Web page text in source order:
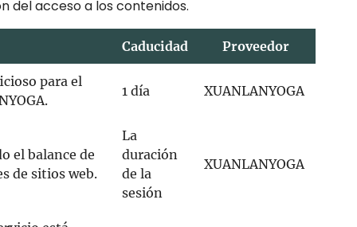
del acceso a los contenidos.
Caducidad Proveedor
para el
1 día XUANLANYOGA
el balance de
de sitios web.
La
duración
de la
sesión
XUANLANYOGA